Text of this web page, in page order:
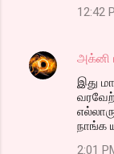
12:42
அக்னி
இது
நாங்க
2:01